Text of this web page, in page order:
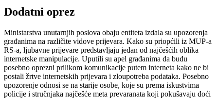
Dodatni oprez
Ministarstva unutarnjih poslova obaju entiteta izdala su upozorenja
građanima na različite vidove prijevara. Kako su priopćili iz MUP-a
RS-a, ljubavne prijevare predstavljaju jedan od najčešćih oblika
internetske manipulacije. Uputili su apel građanima da budu
posebno oprezni prilikom komunikacije putem interneta kako ne bi
postali žrtve internetskih prijevara i zloupotreba podataka. Posebno
upozorenje odnosi se na starije osobe, koje su prema iskustvima
policije i stručnjaka najčešće meta prevaranata koji pokušavaju doći